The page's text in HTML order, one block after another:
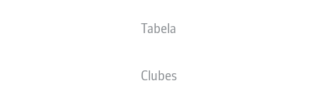
Tabela
Clubes
ESCALAÇÕES